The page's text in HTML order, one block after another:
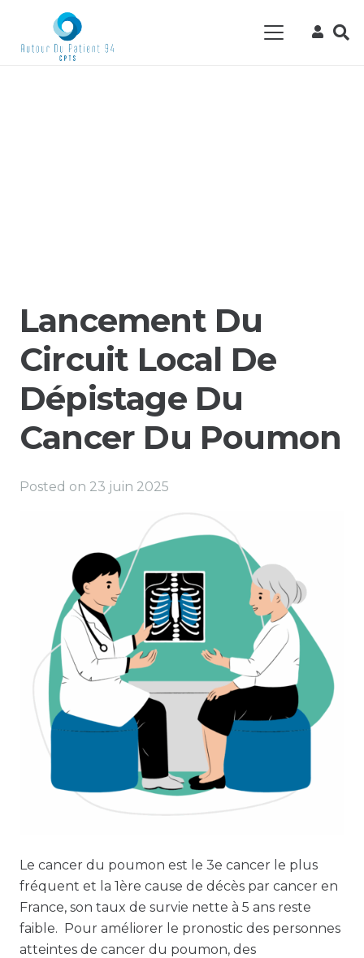
Lancement Du
Circuit Local De
Dépistage Du
Cancer Du Poumon
Posted on 23 juin 2025
Le cancer du poumon est le 3e cancer le plus
fréquent et la 1ère cause de décès par cancer en
France, son taux de survie nette à 5 ans reste
faible. Pour améliorer le pronostic des personnes
atteintes de cancer du poumon, des